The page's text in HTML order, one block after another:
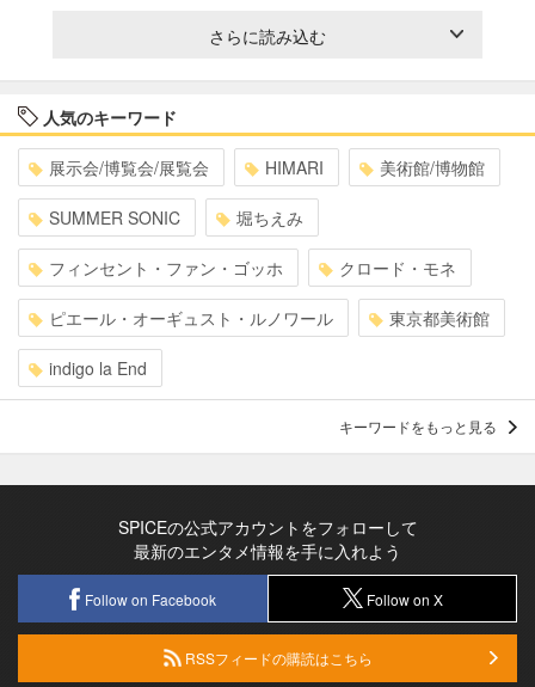
さらに読み込む
人気のキーワード
展示会/博覧会/展覧会 HIMARI 美術館/博物館
SUMMER SONIC 堀ちえみ
フィンセント・ファン・ゴッホ クロード・モネ
ピエール・オーギュスト・ルノワール 東京都美術館
indigo la End
キーワードをもっと見る
SPICEの公式アカウントをフォローして
最新のエンタメ情報を手に入れよう
Follow on Facebook Follow on X
RSSフィードの購読はこちら